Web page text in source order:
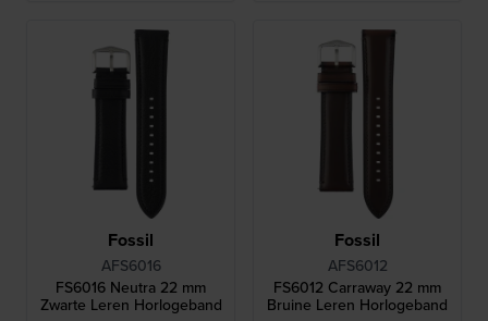
Fossil
AFS6016
FS6016 Neutra 22 mm
Zwarte Leren Horlogeband
Fossil
AFS6012
FS6012 Carraway 22 mm
Bruine Leren Horlogeband